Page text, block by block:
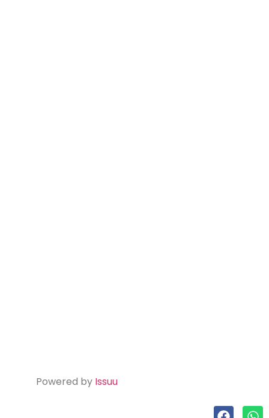
Powered by Issuu